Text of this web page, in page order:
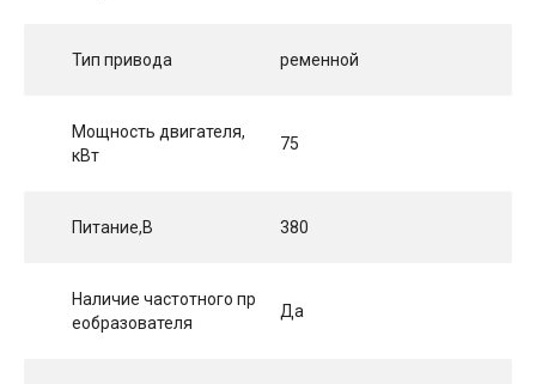
Тип привода ременной
Мощность двигателя,
кВт
75
Питание,В 380
Наличие частотного пр
еобразователя
Да